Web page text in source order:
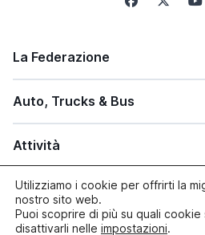
La Federazione
Auto, Trucks & Bus
Attività
Altre info
Utilizziamo i cookie per offrirti la
nostro sito web.
Puoi scoprire di più su quali
disattivarli nelle impostazioni.